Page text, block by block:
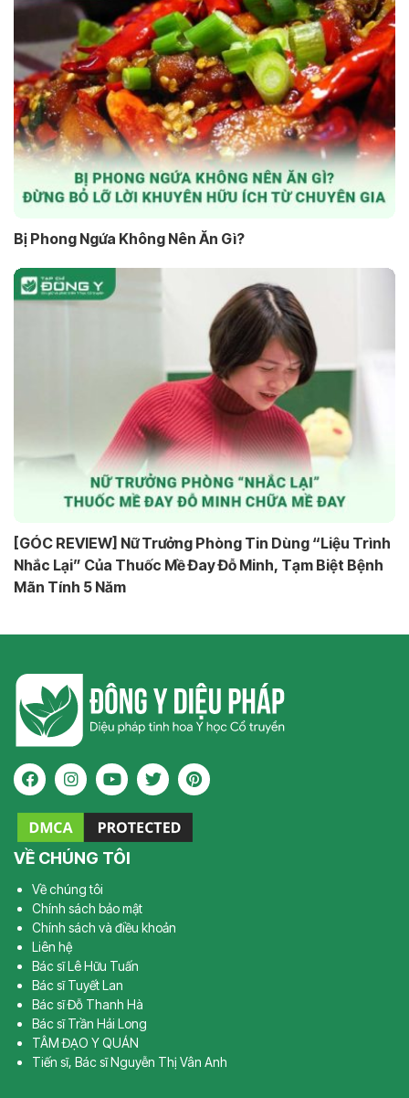
Bị Phong Ngứa Không Nên Ăn Gì?
[GÓC REVIEW] Nữ Trưởng Phòng Tin Dùng “Liệu Trình
Nhắc Lại” Của Thuốc Mề Đay Đỗ Minh, Tạm Biệt Bệnh
Mãn Tính 5 Năm
VỀ CHÚNG TÔI
Về chúng tôi
Chính sách bảo mật
Chính sách và điều khoản
Liên hệ
Bác sĩ Lê Hữu Tuấn
Bác sĩ Tuyết Lan
Bác sĩ Đỗ Thanh Hà
Bác sĩ Trần Hải Long
TÂM ĐẠO Y QUÁN
Tiến sĩ, Bác sĩ Nguyễn Thị Vân Anh